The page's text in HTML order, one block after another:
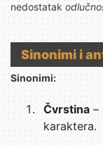
nedostatak
Sinonimi i
Sinonimi:
Čvrstina –
karaktera.